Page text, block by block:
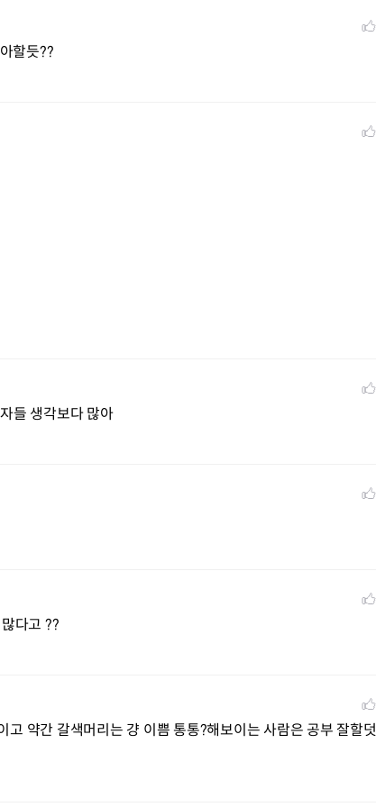
할듯??
들 생각보다 많아
다고 ??
고 약간 갈색머리는 걍 이쁨 통통?해보이는 사람은 공부 잘할덧